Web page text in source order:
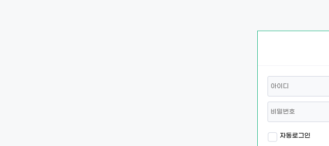
자동로그인